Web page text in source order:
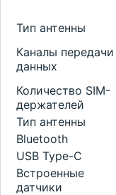
Тип антенны
Каналы передачи
данных
Количество SIM-
держателей
Тип антенны
Bluetooth
USB Type-C
Встроенные
датчики